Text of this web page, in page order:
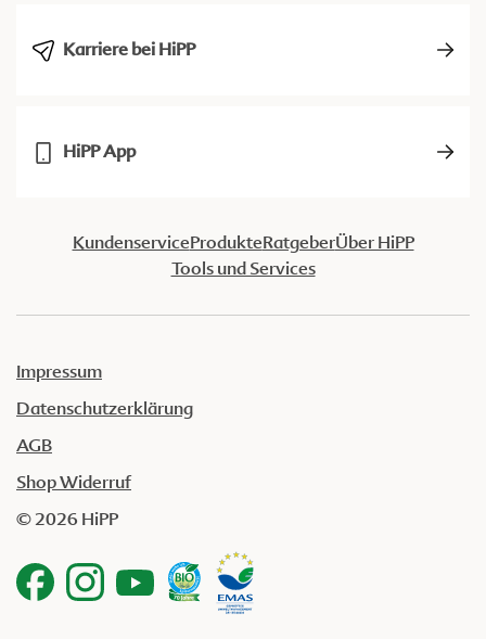
Karriere bei HiPP
HiPP App
KundenserviceProdukteRatgeberÜber HiPP
Tools und Services
Impressum
Datenschutzerklärung
AGB
Shop Widerruf
© 2026 HiPP